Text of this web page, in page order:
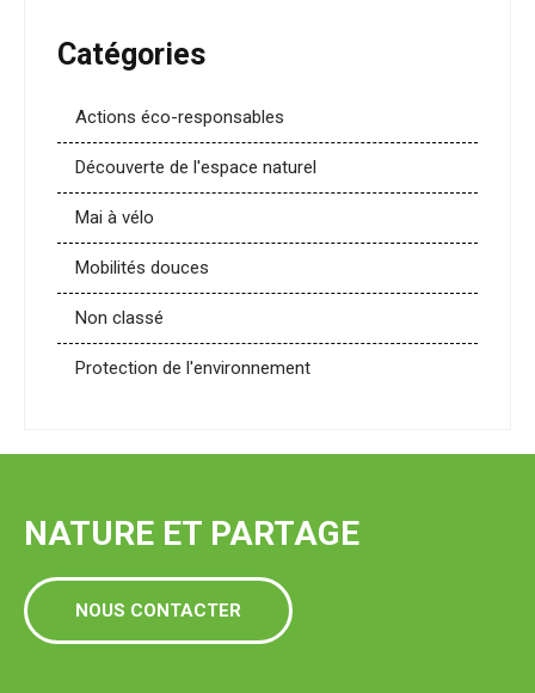
Catégories
Actions éco-responsables
Découverte de l'espace naturel
Mai à vélo
Mobilités douces
Non classé
Protection de l'environnement
NATURE ET PARTAGE
NOUS CONTACTER